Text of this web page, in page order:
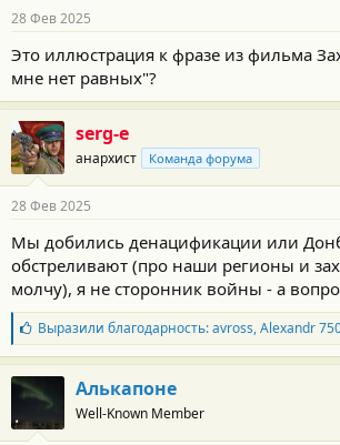
28 Фев 2025
Это иллюстрация к фразе из фильма
мне нет равных"?
serg-e
анархист Команда форума
28 Фев 2025
Мы добились денацификации или
обстреливают (про наши регионы и
молчу), я не сторонник войны - а
Б
л
а
г
о
а
Выразили благодарность:avross,Alexandr
Алькапоне
Well-Known Member